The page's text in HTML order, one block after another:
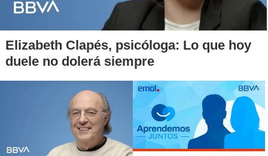
Elizabeth Clapés, psicóloga: Lo que hoy
duele no dolerá siempre